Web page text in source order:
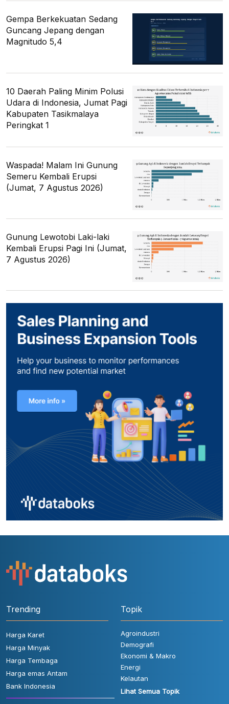
Gempa Berkekuatan Sedang
Guncang Jepang dengan
Magnitudo 5,4
10 Daerah Paling Minim Polusi
Udara di Indonesia, Jumat Pagi
Kabupaten Tasikmalaya
Peringkat 1
Waspada! Malam Ini Gunung
Semeru Kembali Erupsi
(Jumat, 7 Agustus 2026)
Gunung Lewotobi Laki-laki
Kembali Erupsi Pagi Ini (Jumat,
7 Agustus 2026)
Trending
Harga Karet
Harga Minyak
Harga Tembaga
Harga emas Antam
Bank Indonesia
Topik
Agroindustri
Demografi
Ekonomi & Makro
Energi
Kelautan
Lihat Semua Topik